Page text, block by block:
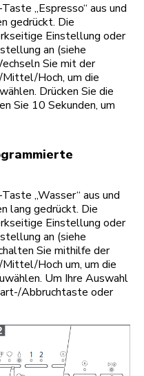
„Espresso“ aus und
gedrückt. Die
Einstellung oder
an (siehe
Sie mit der
Hoch, um die
Drücken Sie die
Sie 10 Sekunden, um
„Wasser“ aus und
lang gedrückt. Die
Einstellung oder
an (siehe
Sie mithilfe der
Hoch um, um die
Um Ihre Auswahl
Abbruchtaste oder